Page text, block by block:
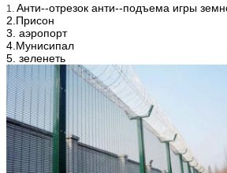
1. Анти--отрезок анти--подъема игры
2.Присон
3. аэропорт
4.Мунисипал
5. зеленеть